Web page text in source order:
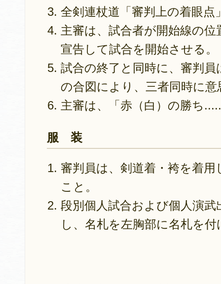
全剣連杖道「審判上の着眼点
主審は、試合者が開始線の
宣告して試合を開始させる。
試合の終了と同時に、審判
の合図により、三者同時に
主審は、「赤（白）の勝ち
服 装
審判員は、剣道着・袴を着
こと。
段別個人試合および個人演
し、名札を左胸部に名札を